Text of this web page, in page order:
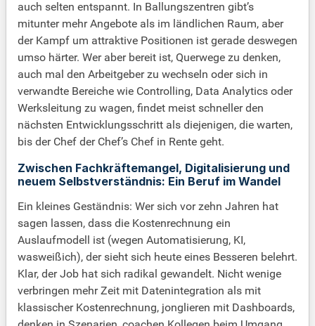
auch selten entspannt. In Ballungszentren gibt’s
mitunter mehr Angebote als im ländlichen Raum, aber
der Kampf um attraktive Positionen ist gerade deswegen
umso härter. Wer aber bereit ist, Querwege zu denken,
auch mal den Arbeitgeber zu wechseln oder sich in
verwandte Bereiche wie Controlling, Data Analytics oder
Werksleitung zu wagen, findet meist schneller den
nächsten Entwicklungsschritt als diejenigen, die warten,
bis der Chef der Chef’s Chef in Rente geht.
Zwischen Fachkräftemangel, Digitalisierung und
neuem Selbstverständnis: Ein Beruf im Wandel
Ein kleines Geständnis: Wer sich vor zehn Jahren hat
sagen lassen, dass die Kostenrechnung ein
Auslaufmodell ist (wegen Automatisierung, KI,
wasweißich), der sieht sich heute eines Besseren belehrt.
Klar, der Job hat sich radikal gewandelt. Nicht wenige
verbringen mehr Zeit mit Datenintegration als mit
klassischer Kostenrechnung, jonglieren mit Dashboards,